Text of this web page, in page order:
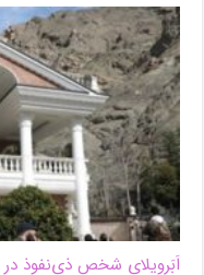
اَبَر‌ویلای شخص ذی‌نفوذ